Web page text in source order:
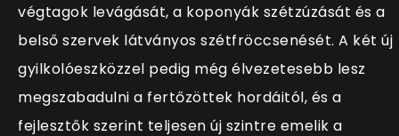
végtagok levágását, a koponyák szétzúzását és a
belső szervek látványos szétfröccsenését. A két új
gyilkolóeszközzel pedig még élvezetesebb lesz
megszabadulni a fertőzöttek hordáitól, és a
fejlesztők szerint teljesen új szintre emelik a